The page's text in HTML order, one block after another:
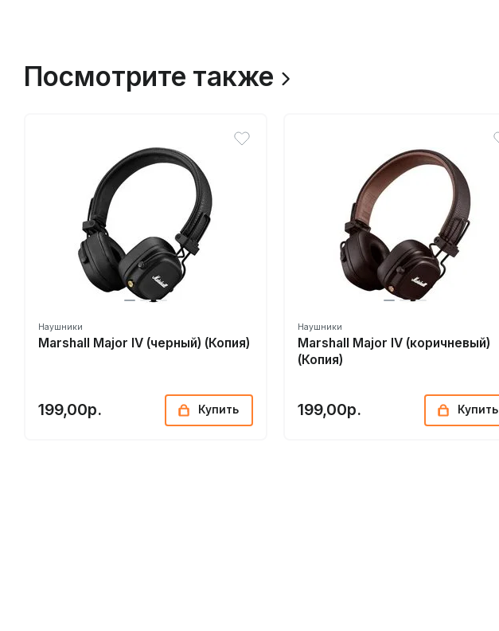
Посмотрите также
Наушники
Marshall Major IV (черный) (Копия)
199,00р. Купить
Наушники
Marshall Major IV (коричневый)
(Копия)
199,00р. Купить